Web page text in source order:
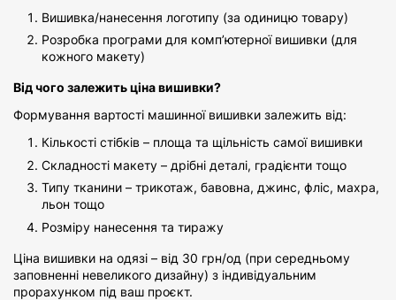
Вишивка/нанесення логотипу (за одиницю товару)
Розробка програми для комп’ютерної вишивки (для
кожного макету)
Від чого залежить ціна вишивки?
Формування вартості машинної вишивки залежить від:
Кількості стібків – площа та щільність самої вишивки
Складності макету – дрібні деталі, градієнти тощо
Типу тканини – трикотаж, бавовна, джинс, фліс, махра,
льон тощо
Розміру нанесення та тиражу
Ціна вишивки на одязі – від 30 грн/од (при середньому
заповненні невеликого дизайну) з індивідуальним
прорахунком під ваш проєкт.